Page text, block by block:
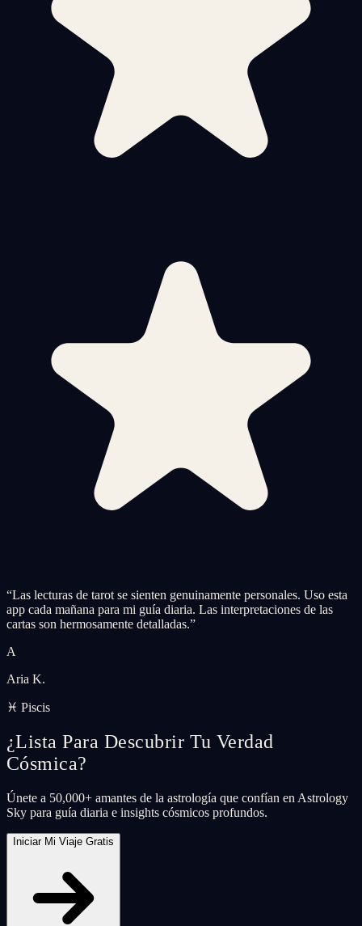
“Las lecturas de tarot se sienten genuinamente personales. Uso esta
app cada mañana para mi guía diaria. Las interpretaciones de las
cartas son hermosamente detalladas.”
A
Aria K.
♓ Piscis
¿Lista Para Descubrir Tu Verdad
Cósmica?
Únete a 50,000+ amantes de la astrología que confían en Astrology
Sky para guía diaria e insights cósmicos profundos.
Iniciar Mi Viaje Gratis